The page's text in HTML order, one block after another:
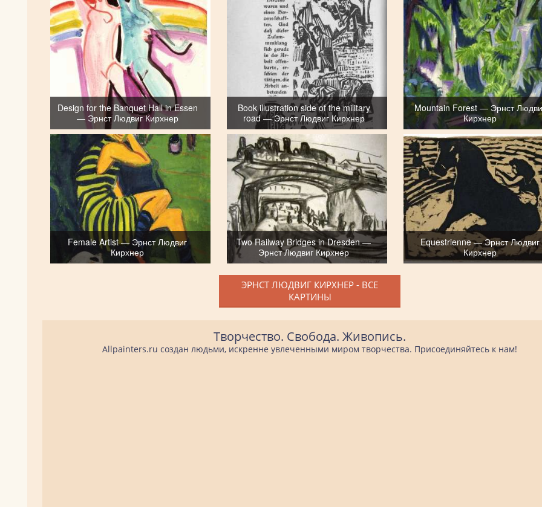
Design for the Banquet Hall in Essen
— Эрнст Людвиг Кирхнер
Book illustration side of the military
road — Эрнст Людвиг Кирхнер
Mountain Forest — Эрнст
Кирхнер
Female Artist — Эрнст Людвиг
Кирхнер
Two Railway Bridges in Dresden —
Эрнст Людвиг Кирхнер
Equestrienne — Эрнст Людвиг
Кирхнер
ЭРНСТ ЛЮДВИГ КИРХНЕР - ВСЕ
КАРТИНЫ
Творчество. Свобода. Живопись.
Allpainters.ru создан людьми, искренне увлеченными миром творчества. Присоединяйтесь к нам!